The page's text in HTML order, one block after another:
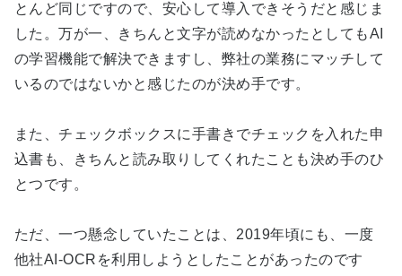
とんど同じですので、安心して導入できそうだと感じま
した。万が一、きちんと文字が読めなかったとしてもAI
の学習機能で解決できますし、弊社の業務にマッチして
いるのではないかと感じたのが決め手です。
また、チェックボックスに手書きでチェックを入れた申
込書も、きちんと読み取りしてくれたことも決め手のひ
とつです。
ただ、一つ懸念していたことは、2019年頃にも、一度
他社AI-OCRを利用しようとしたことがあったのです